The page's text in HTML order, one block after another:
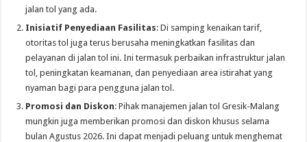
jalan tol yang ada.
Inisiatif Penyediaan Fasilitas: Di samping kenaikan tarif,
otoritas tol juga terus berusaha meningkatkan fasilitas dan
pelayanan di jalan tol ini. Ini termasuk perbaikan infrastruktur jalan
tol, peningkatan keamanan, dan penyediaan area istirahat yang
nyaman bagi para pengguna jalan tol.
Promosi dan Diskon: Pihak manajemen jalan tol Gresik-Malang
mungkin juga memberikan promosi dan diskon khusus selama
bulan Agustus 2026. Ini dapat menjadi peluang untuk menghemat